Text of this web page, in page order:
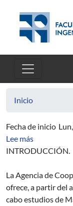
Inicio
Fecha de inicio
Lee mássobre
INTRODUCCIÓN.
La Agencia de
ofrece, a partir del
cabo estudios de